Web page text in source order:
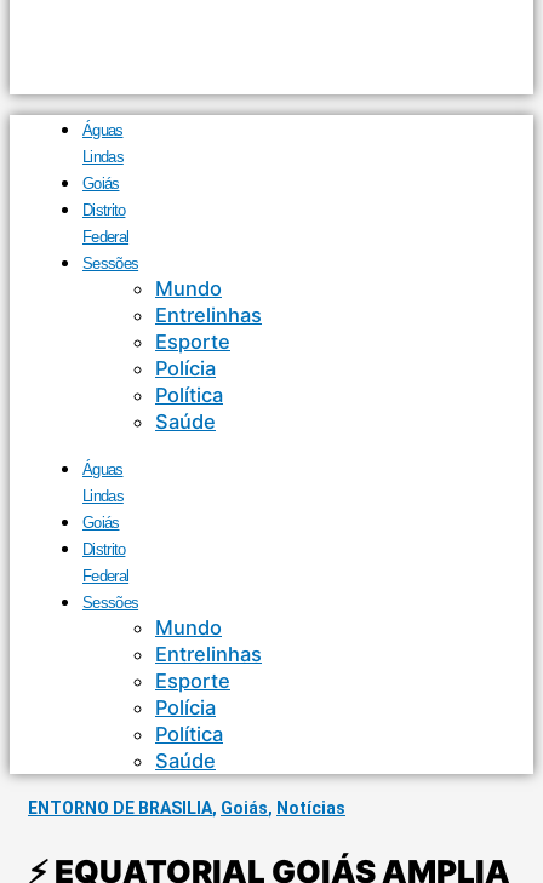
Águas
Lindas
Goiás
Distrito
Federal
Sessões
Mundo
Entrelinhas
Esporte
Polícia
Política
Saúde
Águas
Lindas
Goiás
Distrito
Federal
Sessões
Mundo
Entrelinhas
Esporte
Polícia
Política
Saúde
ENTORNO DE BRASILIA, Goiás, Notícias
⚡ EQUATORIAL GOIÁS AMPLIA